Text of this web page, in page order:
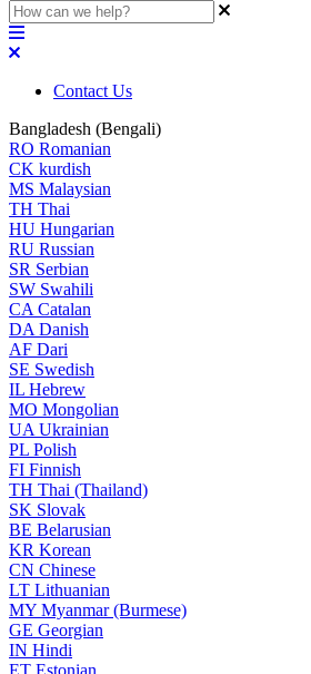
Contact Us
Bangladesh (Bengali)
RO Romanian
CK kurdish
MS Malaysian
TH Thai
HU Hungarian
RU Russian
SR Serbian
SW Swahili
CA Catalan
DA Danish
AF Dari
SE Swedish
IL Hebrew
MO Mongolian
UA Ukrainian
PL Polish
FI Finnish
TH Thai (Thailand)
SK Slovak
BE Belarusian
KR Korean
CN Chinese
LT Lithuanian
MY Myanmar (Burmese)
GE Georgian
IN Hindi
ET Estonian